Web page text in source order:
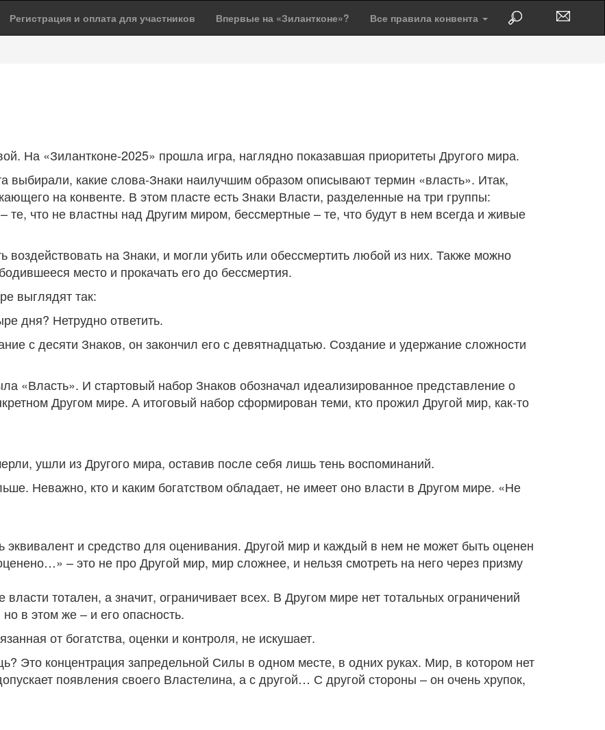
Регистрация и оплата для участников Впервые на «Зилантконе»? Все правила конвента
На «Зилантконе-2025» прошла игра, наглядно показавшая приоритеты Другого мира.
выбирали, какие слова-Знаки наилучшим образом описывают термин «власть». Итак,
на конвенте. В этом пласте есть Знаки Власти, разделенные на три группы:
что не властны над Другим миром, бессмертные – те, что будут в нем всегда и живые
воздействовать на Знаки, и могли убить или обессмертить любой из них. Также можно
место и прокачать его до бессмертия.
выглядят так:
дня? Нетрудно ответить.
с десяти Знаков, он закончил его с девятнадцатью. Создание и удержание сложности
«Власть». И стартовый набор Знаков обозначал идеализированное представление о
Другом мире. А итоговый набор сформирован теми, кто прожил Другой мир, как-то
ушли из Другого мира, оставив после себя лишь тень воспоминаний.
Неважно, кто и каким богатством обладает, не имеет оно власти в Другом мире. «Не
эквивалент и средство для оценивания. Другой мир и каждый в нем не может быть оценен
– это не про Другой мир, мир сложнее, и нельзя смотреть на него через призму
тотален, а значит, ограничивает всех. В Другом мире нет тотальных ограничений
в этом же – и его опасность.
от богатства, оценки и контроля, не искушает.
Это концентрация запредельной Силы в одном месте, в одних руках. Мир, в котором нет
появления своего Властелина, а с другой… С другой стороны – он очень хрупок,